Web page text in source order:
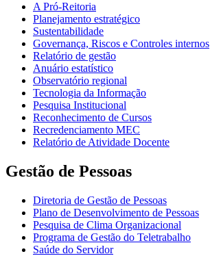
A Pró-Reitoria
Planejamento estratégico
Sustentabilidade
Governança, Riscos e Controles internos
Relatório de gestão
Anuário estatístico
Observatório regional
Tecnologia da Informação
Pesquisa Institucional
Reconhecimento de Cursos
Recredenciamento MEC
Relatório de Atividade Docente
Gestão de Pessoas
Diretoria de Gestão de Pessoas
Plano de Desenvolvimento de Pessoas
Pesquisa de Clima Organizacional
Programa de Gestão do Teletrabalho
Saúde do Servidor